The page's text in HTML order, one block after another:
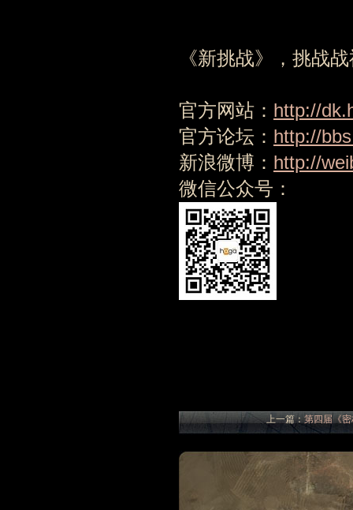
《新挑战》，挑战
官方网站： http://
官方论坛： http://
新浪微博： http://
微信公众号：
上一篇：第四届《